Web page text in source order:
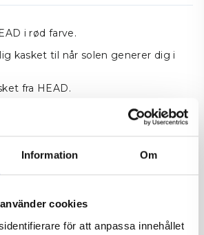
Information Om
cookies
för att anpassa innehållet
i rød farve.
kasket til når solen generer dig i
fra HEAD.
1-2 hverdage